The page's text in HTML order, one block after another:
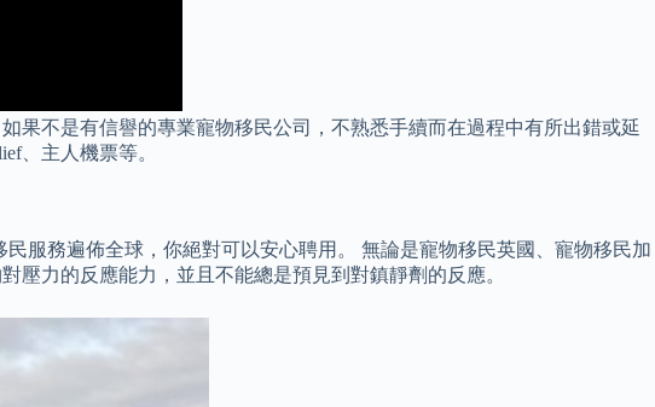
果不是有信譽的專業寵物移民公司，不熟悉手續而在過程中有所出錯或延
、主人機票等。
服務遍佈全球，你絕對可以安心聘用。 無論是寵物移民英國、寵物移民加
壓力的反應能力，並且不能總是預見到對鎮靜劑的反應。